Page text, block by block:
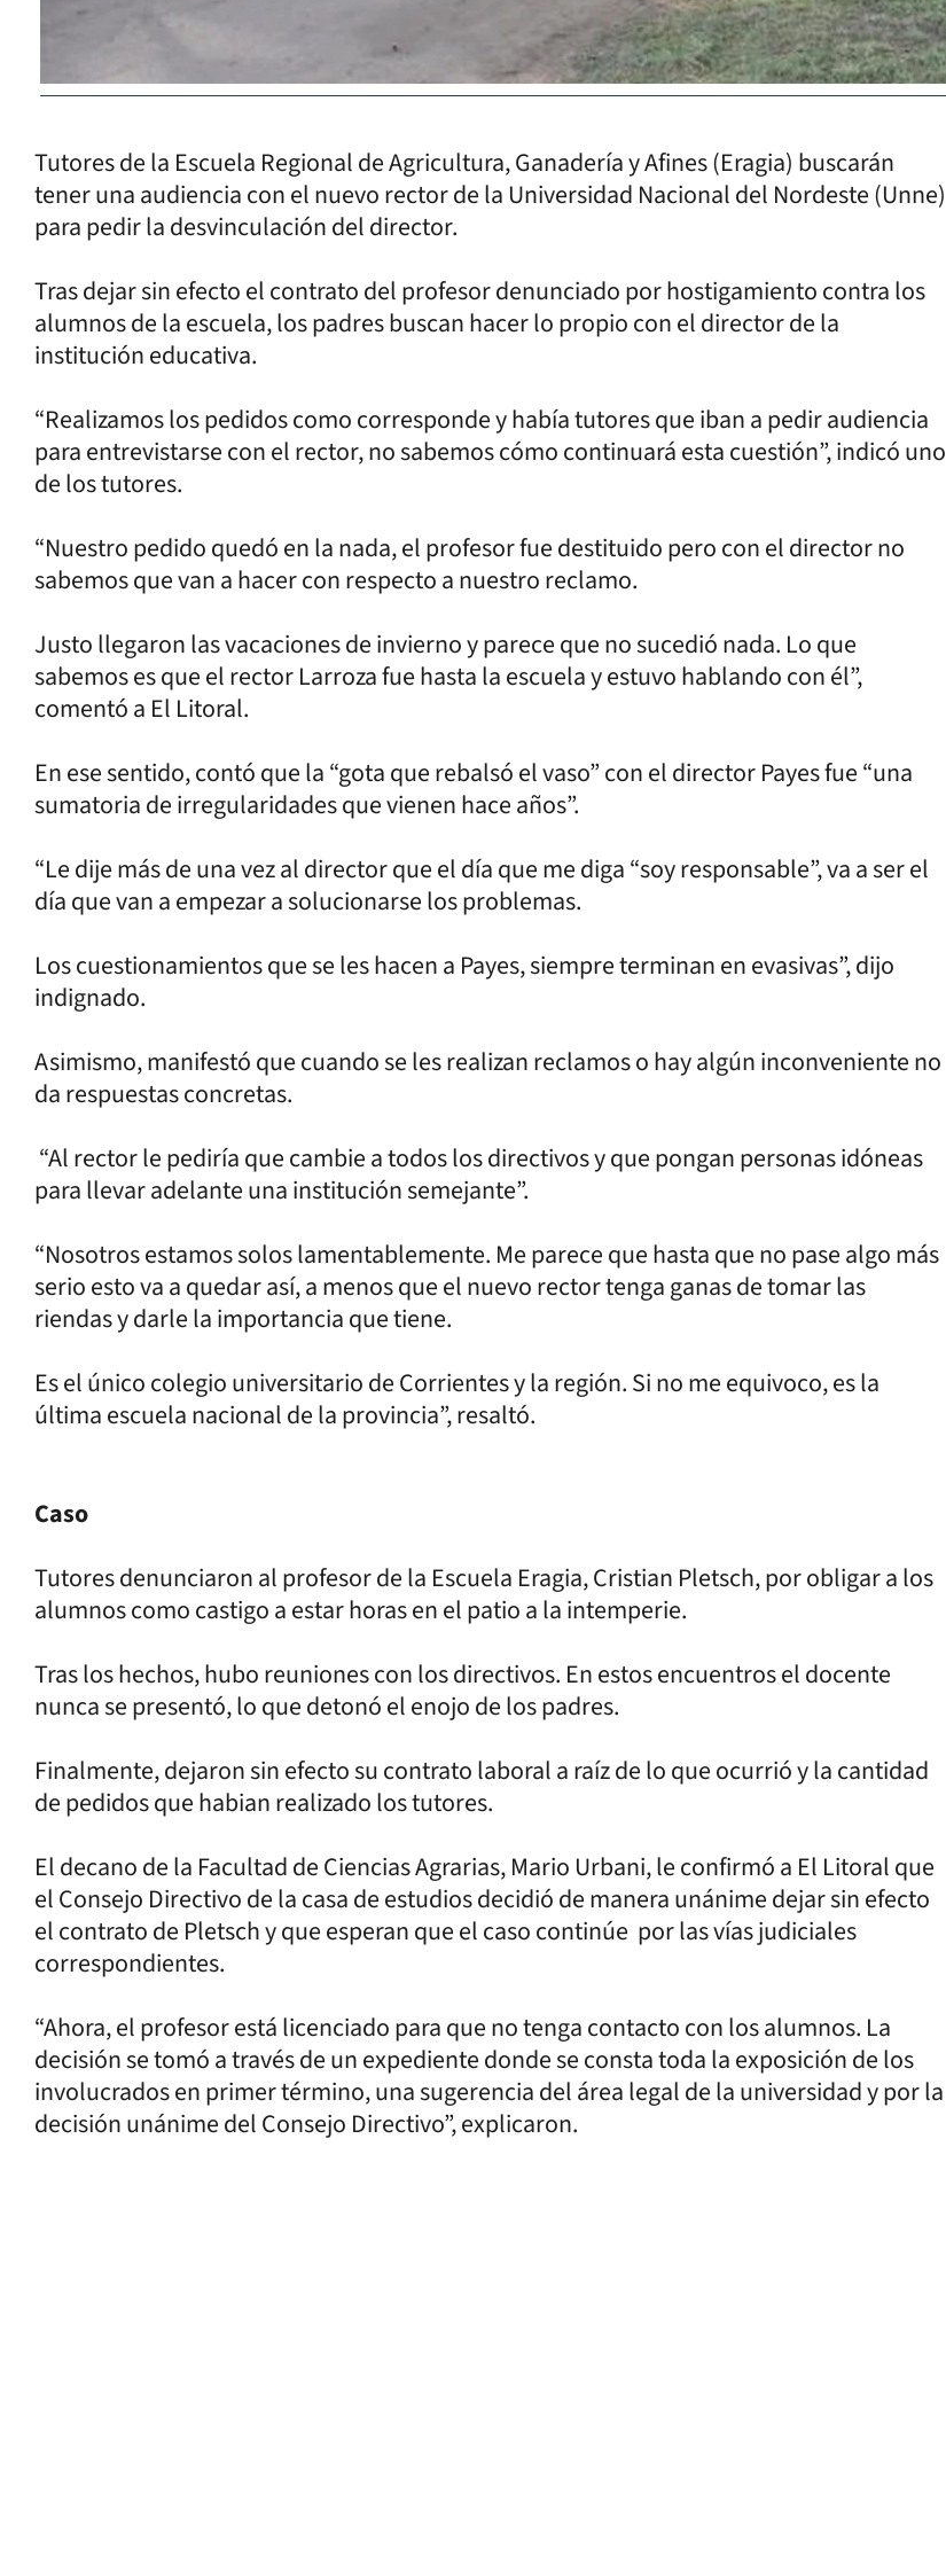
Tutores de la Escuela Regional de Agricultura, Ganadería y Afines (Eragia) buscarán
tener una audiencia con el nuevo rector de la Universidad Nacional del Nordeste (Unne)
para pedir la desvinculación del director.
Tras dejar sin efecto el contrato del profesor denunciado por hostigamiento contra los
alumnos de la escuela, los padres buscan hacer lo propio con el director de la
institución educativa.
“Realizamos los pedidos como corresponde y había tutores que iban a pedir audiencia
para entrevistarse con el rector, no sabemos cómo continuará esta cuestión”, indicó uno
de los tutores.
“Nuestro pedido quedó en la nada, el profesor fue destituido pero con el director no
sabemos que van a hacer con respecto a nuestro reclamo.
Justo llegaron las vacaciones de invierno y parece que no sucedió nada. Lo que
sabemos es que el rector Larroza fue hasta la escuela y estuvo hablando con él”,
comentó a El Litoral.
En ese sentido, contó que la “gota que rebalsó el vaso” con el director Payes fue “una
sumatoria de irregularidades que vienen hace años”.
“Le dije más de una vez al director que el día que me diga “soy responsable”, va a ser el
día que van a empezar a solucionarse los problemas.
Los cuestionamientos que se les hacen a Payes, siempre terminan en evasivas”, dijo
indignado.
Asimismo, manifestó que cuando se les realizan reclamos o hay algún inconveniente no
da respuestas concretas.
“Al rector le pediría que cambie a todos los directivos y que pongan personas idóneas
para llevar adelante una institución semejante”.
“Nosotros estamos solos lamentablemente. Me parece que hasta que no pase algo más
serio esto va a quedar así, a menos que el nuevo rector tenga ganas de tomar las
riendas y darle la importancia que tiene.
Es el único colegio universitario de Corrientes y la región. Si no me equivoco, es la
última escuela nacional de la provincia”, resaltó.
Caso
Tutores denunciaron al profesor de la Escuela Eragia, Cristian Pletsch, por obligar a los
alumnos como castigo a estar horas en el patio a la intemperie.
Tras los hechos, hubo reuniones con los directivos. En estos encuentros el docente
nunca se presentó, lo que detonó el enojo de los padres.
Finalmente, dejaron sin efecto su contrato laboral a raíz de lo que ocurrió y la cantidad
de pedidos que habian realizado los tutores.
El decano de la Facultad de Ciencias Agrarias, Mario Urbani, le confirmó a El Litoral que
el Consejo Directivo de la casa de estudios decidió de manera unánime dejar sin efecto
el contrato de Pletsch y que esperan que el caso continúe por las vías judiciales
correspondientes.
“Ahora, el profesor está licenciado para que no tenga contacto con los alumnos. La
decisión se tomó a través de un expediente donde se consta toda la exposición de los
involucrados en primer término, una sugerencia del área legal de la universidad y por la
decisión unánime del Consejo Directivo”, explicaron.